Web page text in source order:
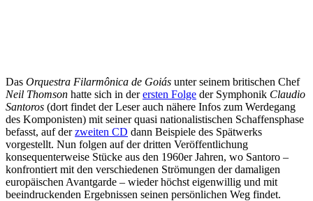
Das Orquestra Filarmônica de Goiás unter seinem britischen Chef
Neil Thomson hatte sich in derersten Folge der Symphonik Claudio
Santoros (dort findet der Leser auch nähere Infos zum Werdegang
des Komponisten) mit seiner quasi nationalistischen Schaffensphase
befasst, auf derzweiten CD dann Beispiele des Spätwerks
vorgestellt. Nun folgen auf der dritten Veröffentlichung
konsequenterweise Stücke aus den 1960er Jahren, wo Santoro –
konfrontiert mit den verschiedenen Strömungen der damaligen
europäischen Avantgarde – wieder höchst eigenwillig und mit
beeindruckenden Ergebnissen seinen persönlichen Weg findet.